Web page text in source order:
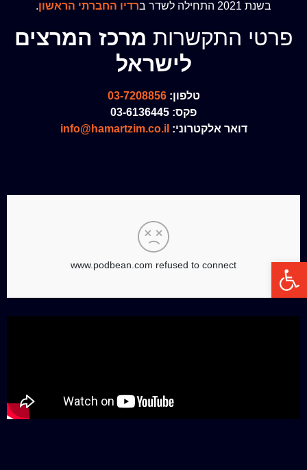
פתח סרגל נגישות
בשנת 2021 התחילה לשדר ב רדיו החברתי הראשון.
פרטי התקשרות מרכז המרצים
לישראל
טלפון:03-7208856
פקס: 03-6136445
דואר אלקטרוני: info@hamartzim.co.il